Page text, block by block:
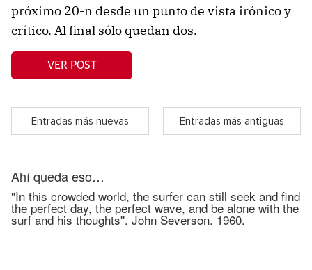
próximo 20-n desde un punto de vista irónico y
crítico. Al final sólo quedan dos.
VER POST
Entradas más nuevas Entradas más antiguas
Ahí queda eso…
"In this crowded world, the surfer can still seek and find
the perfect day, the perfect wave, and be alone with the
surf and his thoughts''. John Severson. 1960.